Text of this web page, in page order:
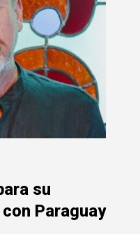
su
Paraguay